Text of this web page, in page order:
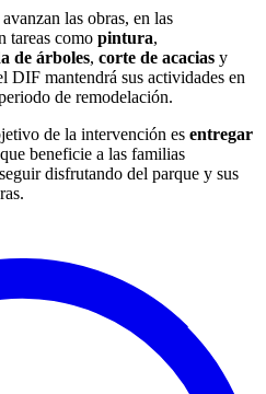
las obras, en las
tareas como pintura,
de árboles, corte de acacias y
DIF mantendrá sus actividades en
de remodelación.
de la intervención es entregar
que beneficie a las familias
disfrutando del parque y sus